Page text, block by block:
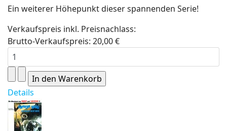
Ein weiterer Höhepunkt dieser spannenden Serie!
Verkaufspreis inkl. Preisnachlass:
Brutto-Verkaufspreis: 20,00 €
Details